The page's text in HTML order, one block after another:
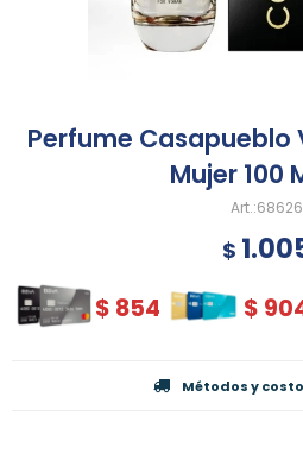
Perfume Casapueblo
Mujer 100
68626
$
$ 854 $
Métodos y